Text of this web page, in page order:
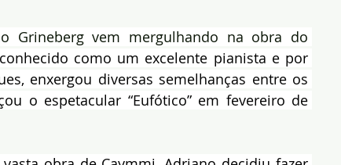
Grineberg vem mergulhando na obra do
como um excelente pianista e por
enxergou diversas semelhanças entre os
o espetacular “Eufótico” em fevereiro de